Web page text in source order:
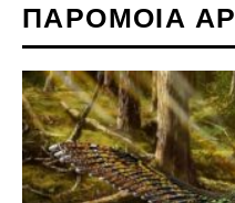
ΠΑΡΟΜΟΙΑ